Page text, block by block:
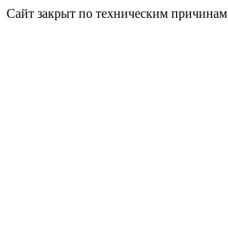
Сайт закрыт по техническим причинам